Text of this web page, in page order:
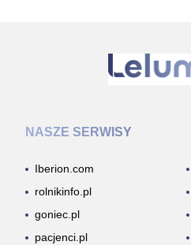
NASZE SERWISY
Iberion.com
rolnikinfo.pl
goniec.pl
pacjenci.pl